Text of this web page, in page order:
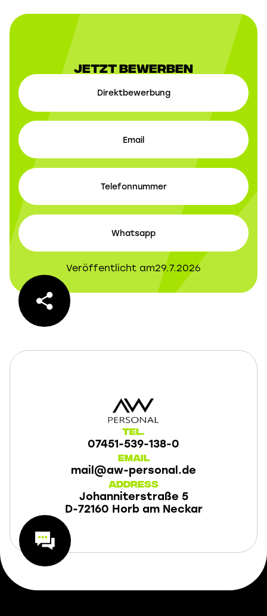
Jetzt Bewerben
Direktbewerbung
Email
Telefonnummer
Whatsapp
Veröffentlicht am29.7.2026
Tel.
07451-539-138-0
Email
mail@aw-personal.de
Address
Johanniterstraße 5
D-72160 Horb am Neckar